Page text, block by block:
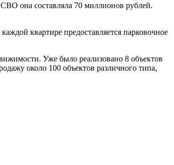
она составляла 70 миллионов рублей.
квартире предоставляется парковочное
Уже было реализовано 8 объектов
около 100 объектов различного типа,